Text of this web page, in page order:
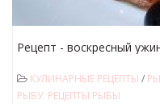
Рецепт - воскресный
КУЛИНАРНЫЕ РЕЦЕПТЫ /
РЫБУ. РЕЦЕПТЫ РЫБЫ